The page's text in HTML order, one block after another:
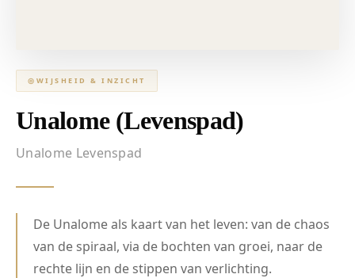
◎ WIJSHEID & INZICHT
Unalome (Levenspad)
Unalome Levenspad
De Unalome als kaart van het leven: van de chaos
van de spiraal, via de bochten van groei, naar de
rechte lijn en de stippen van verlichting.